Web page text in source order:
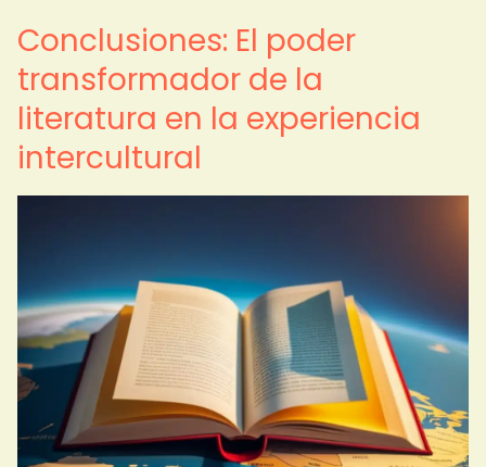
Conclusiones: El poder
transformador de la
literatura en la experiencia
intercultural